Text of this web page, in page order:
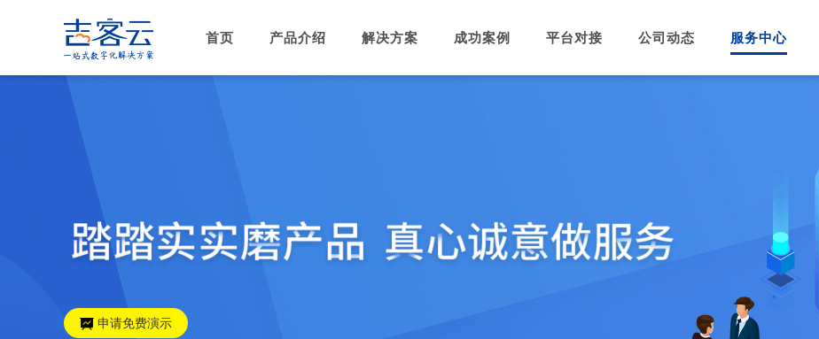
首页 产品介绍 解决方案 成功案例 平台对接 公司动态 服务中心
申请免费演示